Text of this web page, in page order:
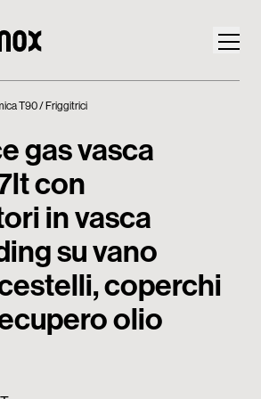
T90 Friggitrici
gas vasca
con
in vasca
su vano
coperchi
olio